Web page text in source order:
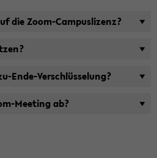
die Zoom-​Campuslizenz?
Ende-Verschlüsselung?
​Meeting ab?